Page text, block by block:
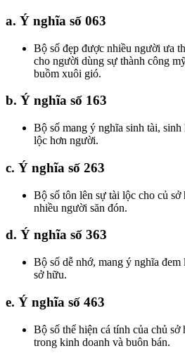
a. Ý nghĩa số 063
Bộ số đẹp được nhiều người ưa
cho người dùng sự thành công
buồm xuôi gió.
b. Ý nghĩa số 163
Bộ số mang ý nghĩa sinh tài,
lộc hơn người.
c. Ý nghĩa số 263
Bộ số tôn lên sự tài lộc cho củ
nhiều người săn đón.
d. Ý nghĩa số 363
Bộ số dễ nhớ, mang ý nghĩa
sở hữu.
e. Ý nghĩa số 463
Bộ số thể hiện cá tính của chủ sở
trong kinh doanh và buôn bán.